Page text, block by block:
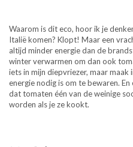
Waarom is dit eco, hoor ik je
Italië komen? Klopt! Maar een
altijd minder energie dan de
winter verwarmen om dan ook
iets in mijn diepvriezer, maar
energie nodig is om te bewaren.
dat tomaten één van de weinige
worden als je ze kookt.